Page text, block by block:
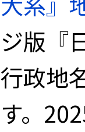
版『
政地
。